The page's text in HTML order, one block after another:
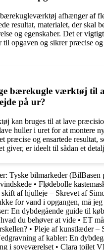
afhænger af
resultat, materialet, der skal
og egenskaber. Det er
til opgaven og sikrer præcise og
bærekugle værktøj til
på ur?
kan bruges til at lave
huller i uret for at montere
præcise og ensartede resultat,
er ideelt til sådan et
Tyske bilmarkeder (BilBasen
• Flødebolle
af hjulleje – Skrevet af
for vand i opgangen, må jeg
En dybdegående guide til
du behøver at vide • ET
• Pleje af kunstlæder –
af kabler: En
i soveværelset • Clara toilet